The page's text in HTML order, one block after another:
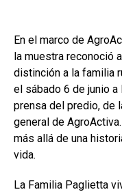
b
o
o
k
s
A
p
p
dI
n
En el marco de
la muestra reconoció
distinción a la familia
el sábado 6 de junio a
prensa del predio, de
general de
más allá de una
vida.
La Familia Paglietta